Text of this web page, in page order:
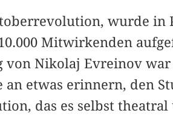
wurde in
Mitwirkenden
von Nikolaj Evreinov war
an etwas erinnern, den
das es selbst